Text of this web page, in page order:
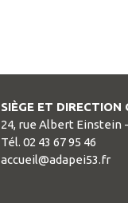
SIÈGE ET DIRECTION
24, rue Albert Einstein -
Tél. 02 43 67 95 46
accueil@adapei53.fr